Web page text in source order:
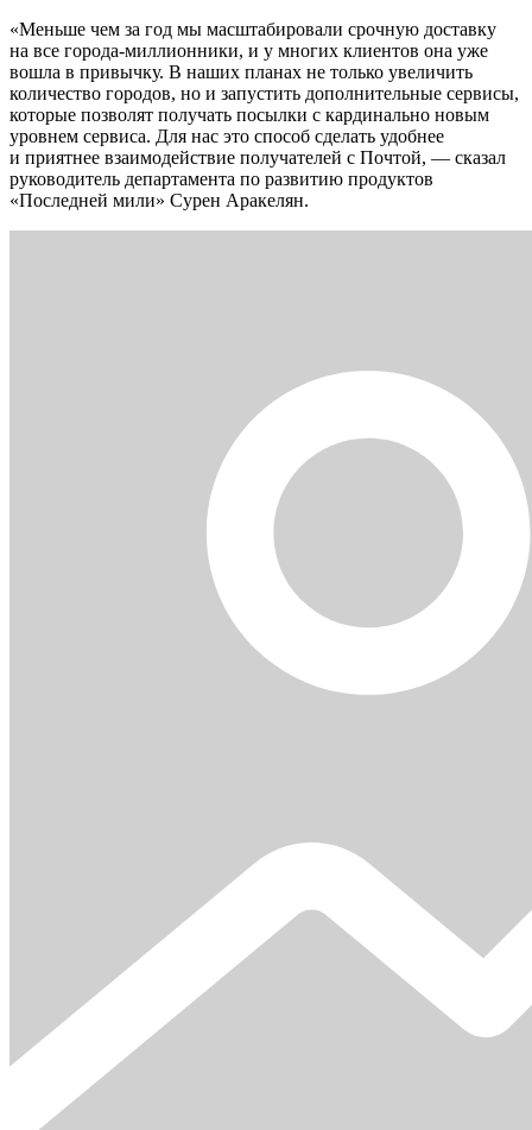
«Меньше чем за год мы масштабировали срочную доставку
на все города-миллионники, и у многих клиентов она уже
вошла в привычку. В наших планах не только увеличить
количество городов, но и запустить дополнительные сервисы,
которые позволят получать посылки с кардинально новым
уровнем сервиса. Для нас это способ сделать удобнее
и приятнее взаимодействие получателей с Почтой, — сказал
руководитель департамента по развитию продуктов
«Последней мили» Сурен Аракелян.